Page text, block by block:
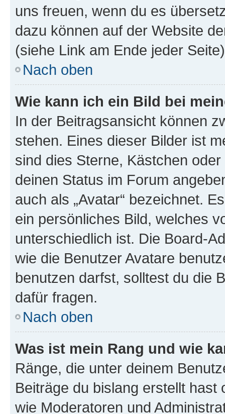
uns freuen, wenn du es
dazu können auf der Website
(siehe Link am Ende jeder
Nach oben
Wie kann ich ein Bild bei
In der Beitragsansicht können
stehen. Eines dieser Bilder ist
sind dies Sterne, Kästchen
deinen Status im Forum
auch als „Avatar“ bezeichnet.
ein persönliches Bild, welches
unterschiedlich ist. Die Board-
wie die Benutzer Avatare
benutzen darfst, solltest du die
dafür fragen.
Nach oben
Was ist mein Rang und wie
Ränge, die unter deinem
Beiträge du bislang erstellt
wie Moderatoren und